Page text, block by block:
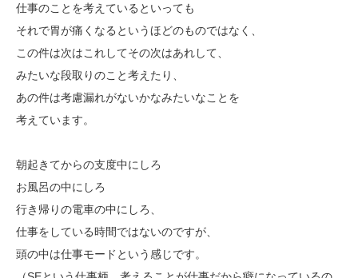
仕事のことを考えているといっても
それで胃が痛くなるというほどのものではなく、
この件は次はこれしてその次はあれして、
みたいな段取りのこと考えたり、
あの件は考慮漏れがないかなみたいなことを
考えています。
朝起きてからの支度中にしろ
お風呂の中にしろ
行き帰りの電車の中にしろ、
仕事をしている時間ではないのですが、
頭の中は仕事モードという感じです。